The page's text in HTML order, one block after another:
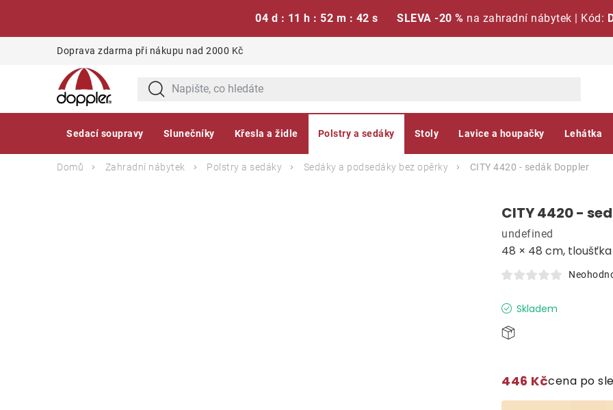
04 d : 11 h : 52 m : 41 s SLEVA -20 % na zahradní nábytek | Kód:
Doprava zdarma při nákupu nad 2000 Kč
Sedací soupravy Slunečníky Křesla a židle Polstry a sedáky Stoly Lavice a houpačky Lehátka
Domů Zahradní nábytek Polstry a sedáky Sedáky a podsedáky bez opěrky CITY 4420 - sedák Doppler
CITY 4420 -
48 × 48 cm,
undefined
Skladem
446 Kčcena po